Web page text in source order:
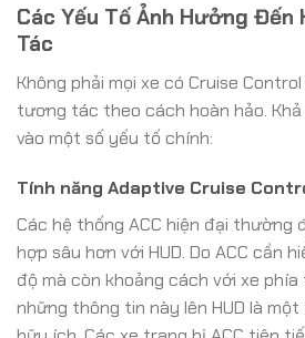
Các Yếu Tố Ảnh Hưởng Đến
Tác
Không phải mọi xe có Cruise
tương tác theo cách hoàn hảo.
vào một số yếu tố chính:
Tính năng Adaptive Cruise
Các hệ thống ACC hiện đại
hợp sâu hơn với HUD. Do ACC cần
độ mà còn khoảng cách với xe
những thông tin này lên HUD là